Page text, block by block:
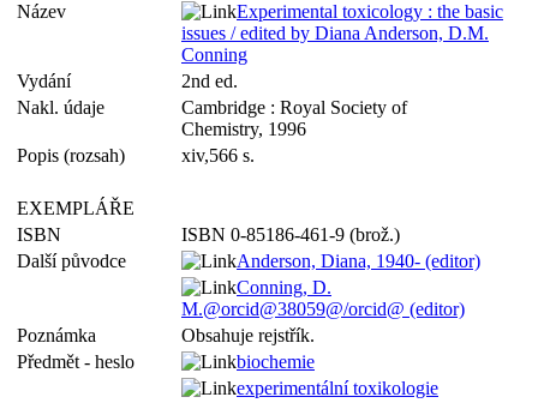
Název
Experimental toxicology : the basic
issues / edited by Diana Anderson, D.M.
Conning
Vydání
2nd ed.
Nakl. údaje
Cambridge : Royal Society of
Chemistry, 1996
Popis (rozsah)
xiv,566 s.
EXEMPLÁŘE
ISBN
ISBN 0-85186-461-9 (brož.)
Další původce
Anderson, Diana, 1940- (editor)
Conning, D.
M.@orcid@38059@/orcid@ (editor)
Poznámka
Obsahuje rejstřík.
Předmět - heslo
biochemie
experimentální toxikologie